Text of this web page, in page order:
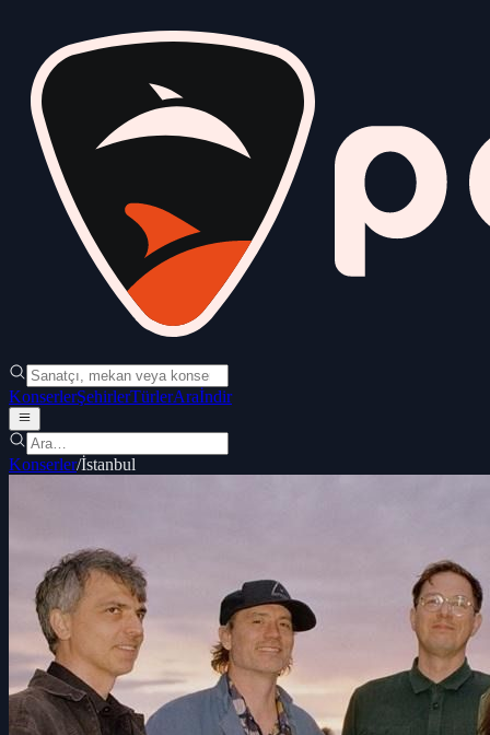
KonserlerŞehirlerTürlerAraİndir
Konserler/İstanbul